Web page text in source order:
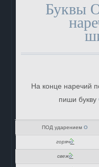
Буквы
На конце наречий
пиши букву
ПОД ударением О
горячо́
свежо́